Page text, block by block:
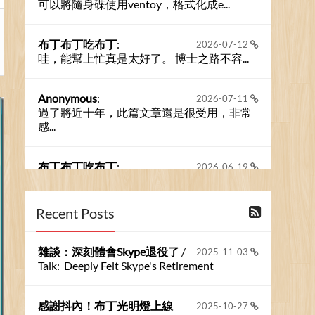
可以將隨身碟使用ventoy，格式化成e...
2026-07-12
布丁布丁吃布丁:
哇，能幫上忙真是太好了。 博士之路不容...
2026-07-11
Anonymous:
過了將近十年，此篇文章還是很受用，非常
感...
2026-06-19
布丁布丁吃布丁:
2026-06-18
布丁布丁吃布丁
kage好像也可以下載整個網站 感謝分享
Anonymous
Recent Posts
2025-11-03
雜談：深刻體會Skype退役了 /
Talk: Deeply Felt Skype's Retirement
2025-10-27
感謝抖內！布丁光明燈上線